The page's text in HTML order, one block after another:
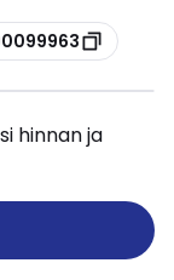
hinnan ja